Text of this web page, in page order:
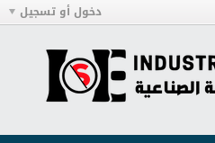
دخول أو تسجيل